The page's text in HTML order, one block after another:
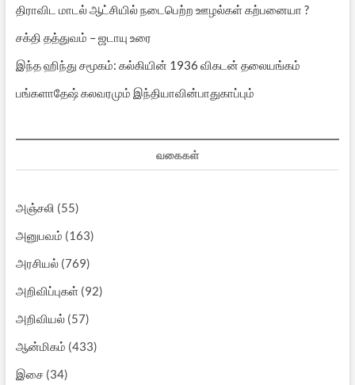
திராவிட மாடல் ஆட்சியில் நடைபெற்ற ஊழல்கள் கற்பனையா ?
சக்தி தத்துவம் – ஜடாயு உரை
இந்த ஹிந்து சமூகம்: கல்கியின் 1936 விகடன் தலையங்கம்
பங்களாதேஷ் கலவரமும் இந்தியாவின்பாதுகாப்பும்
வகைகள்
அஞ்சலி (55)
அனுபவம் (163)
அரசியல்(769)
அறிவிப்புகள்(92)
அறிவியல்(57)
ஆன்மிகம் (433)
இசை(34)